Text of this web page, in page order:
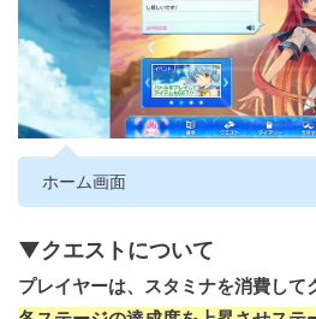
ホーム画面
▼クエストについて
プレイヤーは、スタミナを消費して